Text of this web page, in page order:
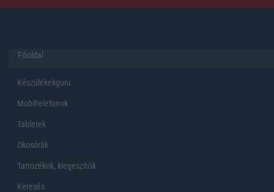
Főoldal
Készülékekguru
Mobiltelefonok
Tabletek
Okosórák
Tartozékok, kiegeszítők
Keresés